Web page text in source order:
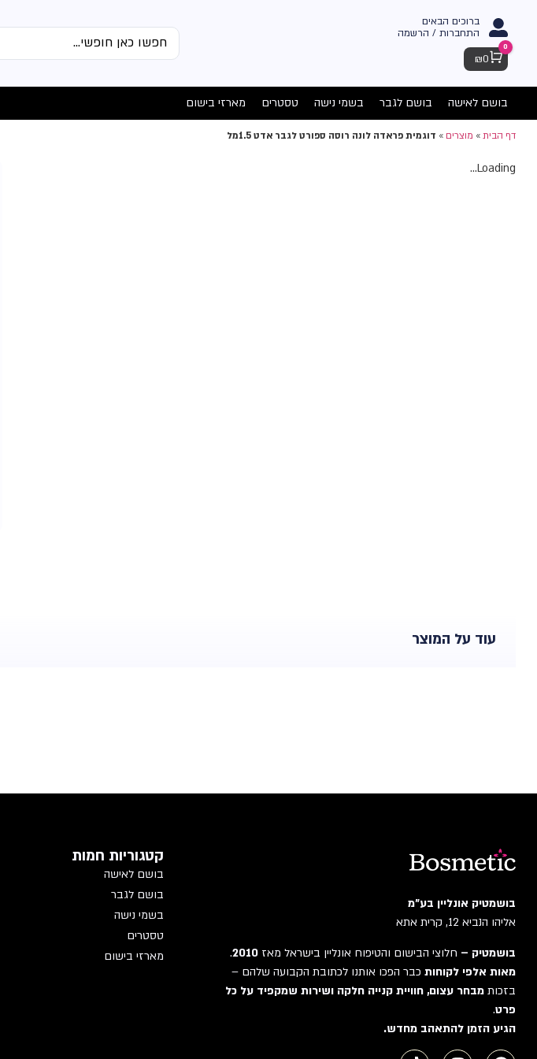
ברוכים הבאים
התחברות / הרשמה
Cart
0
₪0
בושם לאישה בושם לגבר בשמי נישה טסטרים מארזי בישום
דף הבית» מוצרים» דוגמית פראדה לונה רוסה ספורט לגבר אדט 1.5מל
Loading...
עוד על המוצר
בושמטיק אונליין בע"מ
אליהו הנביא 12, קרית אתא
בושמטיק – חלוצי הבישום והטיפוח אונליין בישראל מאז 2010
.
מאות אלפי לקוחות כבר הפכו אותנו לכתובת הקבועה שלהם –
בזכות מבחר עצום, חוויית קנייה חלקה ושירות שמקפיד על כל
פרט.
הגיע הזמן להתאהב מחדש.
קטגוריות חמות
בושם לאישה
בושם לגבר
בשמי נישה
טסטרים
מארזי בישום